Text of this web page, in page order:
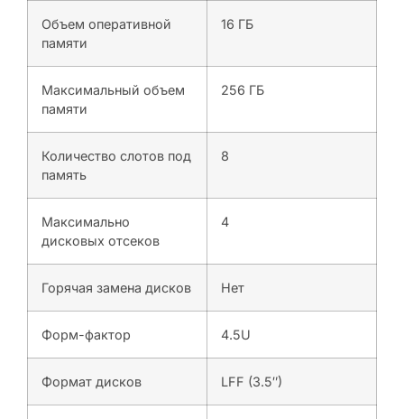
Объем оперативной
памяти
16 ГБ
Максимальный объем
памяти
256 ГБ
Количество слотов под
память
8
Максимально
дисковых отсеков
4
Горячая замена дисков Нет
Форм-фактор 4.5U
Формат дисков LFF (3.5″)